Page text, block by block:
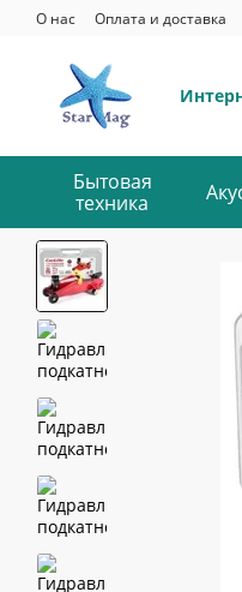
Перейти к основному
О нас Оплата и доставка
Бытовая
техника